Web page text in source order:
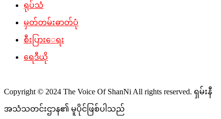
ရုပ်သံ
မှတ်တမ်းဓာတ်ပုံ
စီးပြားေရး
ရေဒီယို
Copyright © 2024 The Voice Of ShanNi All rights reserved. ရှမ်းနီ
အသံသတင်းဌာန၏ မူပိုင်ဖြစ်ပါသည်